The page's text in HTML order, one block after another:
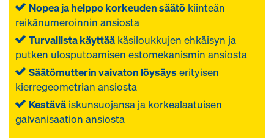
Nopea ja helppo korkeuden säätö kiinteän
reikänumeroinnin ansiosta
Turvallista käyttää käsiloukkujen ehkäisyn ja
putken ulosputoamisen estomekanismin ansiosta
Säätömutterin vaivaton löysäys erityisen
kierregeometrian ansiosta
Kestävä iskunsuojansa ja korkealaatuisen
galvanisaation ansiosta